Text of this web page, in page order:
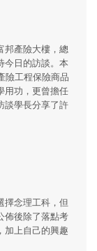
邦產險大樓，總
今日的訪談。本
險工程保險商品
用功，更曾擔任
談學長分享了許
擇念理工科，但
佈後除了落點考
加上自己的興趣